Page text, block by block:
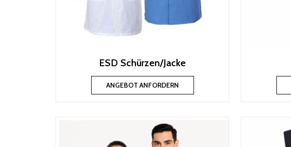
ESD Schürzen/Jacke
ANGEBOT ANFORDERN